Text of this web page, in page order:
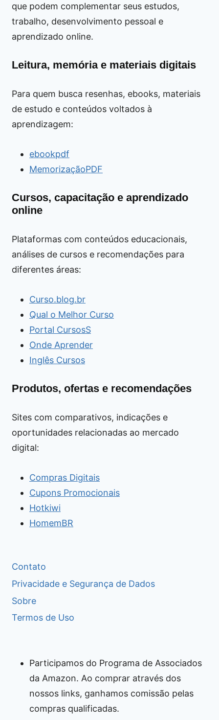
que podem complementar seus estudos,
trabalho, desenvolvimento pessoal e
aprendizado online.
Leitura, memória e materiais digitais
Para quem busca resenhas, ebooks, materiais
de estudo e conteúdos voltados à
aprendizagem:
ebookpdf
MemorizaçãoPDF
Cursos, capacitação e aprendizado
online
Plataformas com conteúdos educacionais,
análises de cursos e recomendações para
diferentes áreas:
Curso.blog.br
Qual o Melhor Curso
Portal CursosS
Onde Aprender
Inglês Cursos
Produtos, ofertas e recomendações
Sites com comparativos, indicações e
oportunidades relacionadas ao mercado
digital:
Compras Digitais
Cupons Promocionais
Hotkiwi
HomemBR
Contato
Privacidade e Segurança de Dados
Sobre
Termos de Uso
Participamos do Programa de Associados
da Amazon. Ao comprar através dos
nossos links, ganhamos comissão pelas
compras qualificadas.